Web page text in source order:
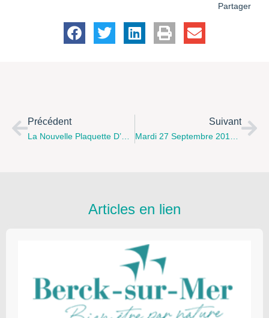
Partager
Précédent Suivant
Articles en lien